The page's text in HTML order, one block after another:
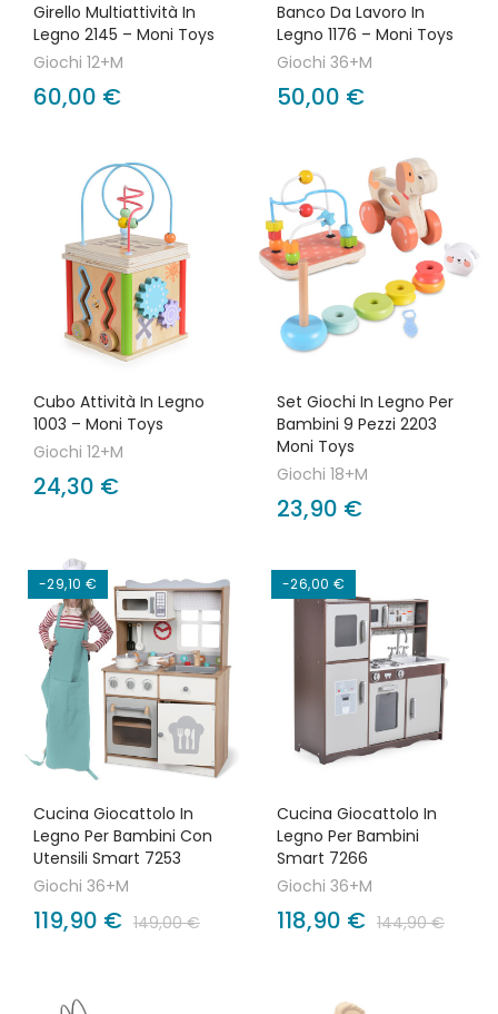
Girello Multiattività In
Legno 2145 – Moni Toys
Giochi 12+M
60,00 €
Banco Da Lavoro In
Legno 1176 – Moni Toys
Giochi 36+M
50,00 €
Cubo Attività In Legno
1003 – Moni Toys
Giochi 12+M
24,30 €
Set Giochi In Legno Per
Bambini 9 Pezzi 2203
Moni Toys
Giochi 18+M
23,90 €
-29,10 €
Cucina Giocattolo In
Legno Per Bambini Con
Utensili Smart 7253
Giochi 36+M
119,90 € 149,00 €
-26,00 €
Cucina Giocattolo In
Legno Per Bambini
Smart 7266
Giochi 36+M
118,90 € 144,90 €